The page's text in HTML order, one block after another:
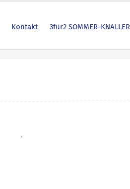
Kontakt 3für2 SOMMER-KNALLER
.